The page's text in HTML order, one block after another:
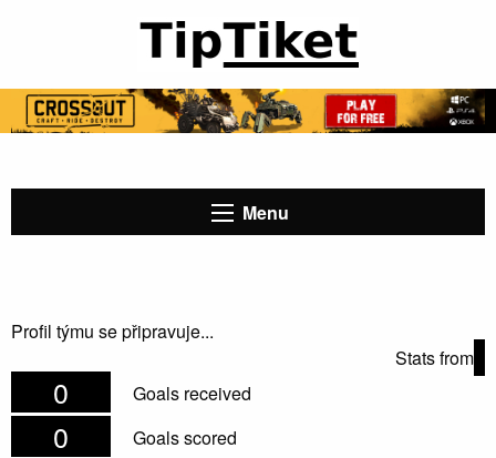
Menu
Profil týmu se připravuje...
Stats from
0 Goals received
0 Goals scored